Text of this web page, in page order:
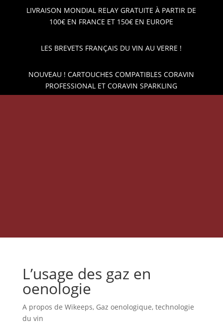
LIVRAISON MONDIAL RELAY GRATUITE À PARTIR DE
100€ EN FRANCE ET 150€ EN EUROPE
LES BREVETS FRANÇAIS DU VIN AU VERRE !
NOUVEAU ! CARTOUCHES COMPATIBLES CORAVIN
PROFESSIONAL ET CORAVIN SPARKLING
L’usage des gaz en
oenologie
A propos de Wikeeps, Gaz oenologique, technologie
du vin